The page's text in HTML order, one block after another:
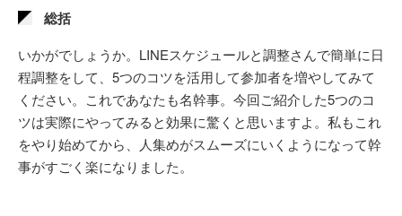
総括
いかがでしょうか。LINEスケジュールと調整さんで簡単に日
程調整をして、5つのコツを活用して参加者を増やしてみて
ください。これであなたも名幹事。今回ご紹介した5つのコ
ツは実際にやってみると効果に驚くと思いますよ。私もこれ
をやり始めてから、人集めがスムーズにいくようになって幹
事がすごく楽になりました。